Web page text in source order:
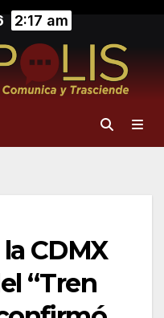
2:17 am
CDMX
“Tren